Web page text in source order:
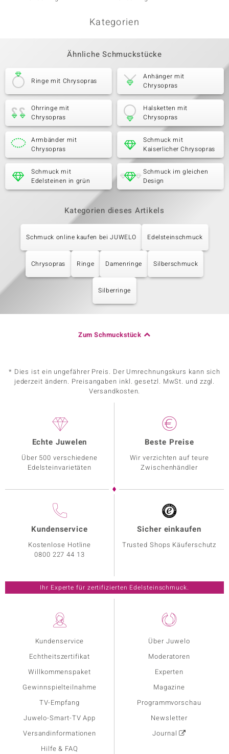
Kategorien
Ähnliche Schmuckstücke
Ringe mit Chrysopras
Anhänger mit
Chrysopras
Ohrringe mit
Chrysopras
Halsketten mit
Chrysopras
Armbänder mit
Chrysopras
Schmuck mit
Kaiserlicher Chrysopras
Schmuck mit
Edelsteinen in grün
Schmuck im gleichen
Design
Kategorien dieses Artikels
Schmuck online kaufen bei JUWELO Edelsteinschmuck
Chrysopras Ringe Damenringe Silberschmuck
Silberringe
Zum Schmuckstück
* Dies ist ein ungefährer Preis. Der Umrechnungskurs kann sich
jederzeit ändern. Preisangaben inkl. gesetzl. MwSt. und zzgl.
Versandkosten.
Kundenservice
Echtheitszertifikat
Willkommenspaket
Gewinnspielteilnahme
TV-Empfang
Juwelo-Smart-TV App
Versandinformationen
Hilfe & FAQ
Über Juwelo
Moderatoren
Experten
Magazine
Programmvorschau
Newsletter
Journal
Echte Juwelen
Über 500 verschiedene
Edelsteinvarietäten
Beste Preise
Wir verzichten auf teure
Zwischenhändler
Kundenservice
Kostenlose Hotline
0800 227 44 13
Sicher einkaufen
Trusted Shops Käuferschutz
Ihr Experte für zertifizierten Edelsteinschmuck.